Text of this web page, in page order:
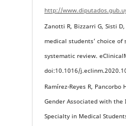
http://
Zanotti R, Bizzarri G, Sisti
medical students’ choice
systematic review.
doi:10.1016/
Ramírez-Reyes R, Pancorbo
Gender Associated with
Specialty in Medical